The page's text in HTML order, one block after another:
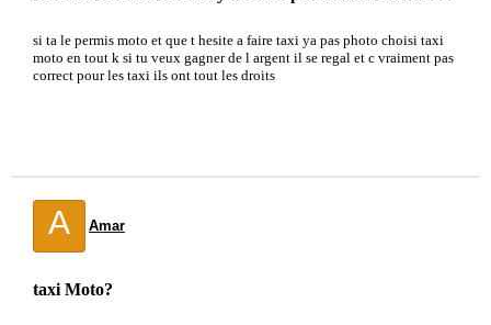
si ta le permis moto et que t hesite a faire taxi ya pas photo choisi taxi
moto en tout k si tu veux gagner de l argent il se regal et c vraiment pas
correct pour les taxi ils ont tout les droits
A Amar
taxi Moto?